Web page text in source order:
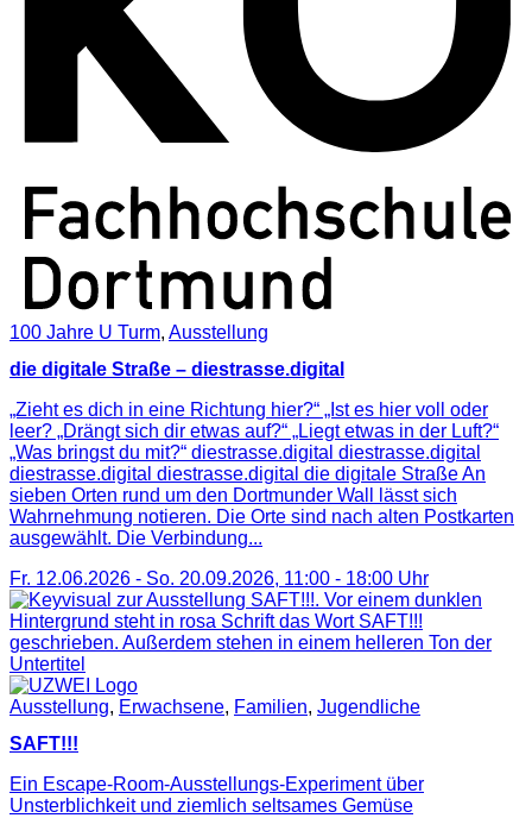
100 Jahre U Turm, Ausstellung
die digitale Straße – diestrasse.digital
„Zieht es dich in eine Richtung hier?“ „Ist es hier voll oder
leer? „Drängt sich dir etwas auf?“ „Liegt etwas in der Luft?“
„Was bringst du mit?“ diestrasse.digital diestrasse.digital
diestrasse.digital diestrasse.digital die digitale Straße An
sieben Orten rund um den Dortmunder Wall lässt sich
Wahrnehmung notieren. Die Orte sind nach alten Postkarten
ausgewählt. Die Verbindung...
Fr. 12.06.2026 - So. 20.09.2026, 11:00 - 18:00 Uhr
Ausstellung, Erwachsene, Familien, Jugendliche
SAFT!!!
Ein Escape-Room-Ausstellungs-Experiment über
Unsterblichkeit und ziemlich seltsames Gemüse